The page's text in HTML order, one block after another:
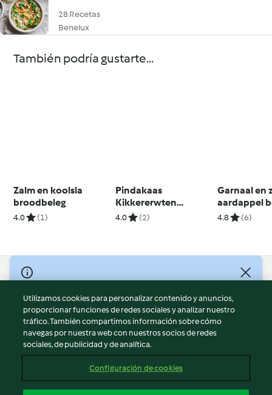
28 Recetas
Benelux
También podría gustarte...
Zalm en koolsla
broodbeleg
4.0 (1)
Pindakaas
Kikkererwten
Koekjes
4.0 (2)
Garnaal en
aardappel
4.8 (6)
© Copyright 2026
Términos de uso
Política de privacidad
Aviso legal
Información legal
Reportar contenido
Utilizamos cookies para personalizar contenido y anuncios,
proporcionar funciones de redes sociales y analizar nuestro
tráfico. También compartimos información sobre cómo
navegas por nuestra web con nuestros socios de redes
sociales, de publicidad y de analítica.
Configuración de cookies